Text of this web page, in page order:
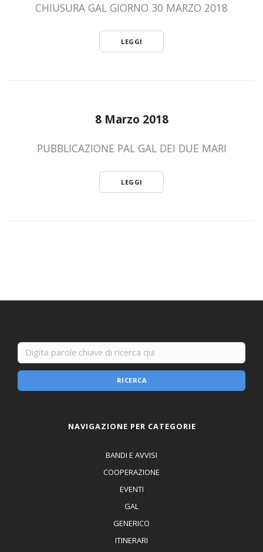
CHIUSURA GAL GIORNO 30 MARZO 2018
LEGGI
8 Marzo 2018
PUBBLICAZIONE PAL GAL DEI DUE MARI
LEGGI
RICERCA
NAVIGAZIONE PER CATEGORIE
BANDI E AVVISI
COOPERAZIONE
EVENTI
GAL
GENERICO
ITINERARI